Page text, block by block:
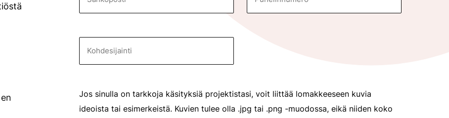
Jos sinulla on tarkkoja käsityksiä projektistasi, voit liittää lomakkeeseen kuvia
ideoista tai esimerkeistä. Kuvien tulee olla .jpg tai .png -muodossa, eikä niiden koko